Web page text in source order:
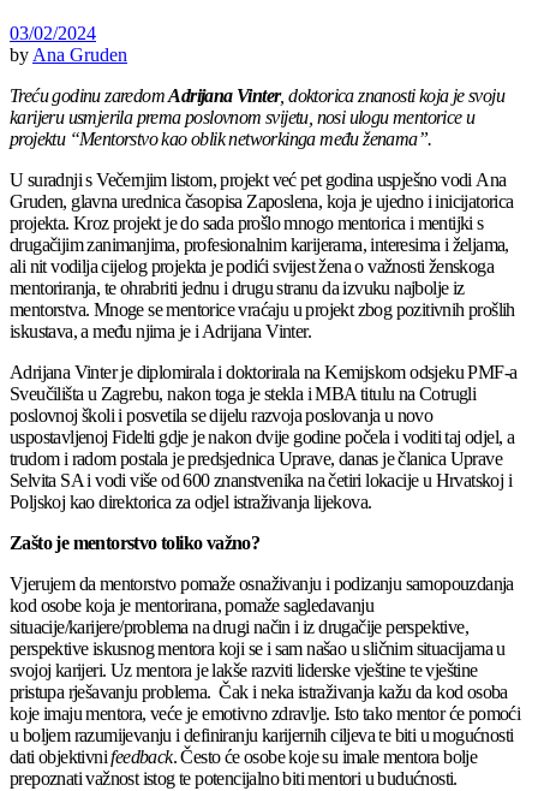
03/02/2024
by Ana Gruden
Treću godinu zaredomAdrijana Vinter, doktorica znanosti koja je svoju
karijeru usmjerila prema poslovnom svijetu, nosi ulogu mentorice u
projektu “Mentorstvo kao oblik networkinga među ženama”.
U suradnji s Večernjim listom, projekt već pet godina uspješno vodi Ana
Gruden, glavna urednica časopisa Zaposlena, koja je ujedno i inicijatorica
projekta. Kroz projekt je do sada prošlo mnogo mentorica i mentijki s
drugačijim zanimanjima, profesionalnim karijerama, interesima i željama,
ali nit vodilja cijelog projekta je podići svijest žena o važnosti ženskoga
mentoriranja, te ohrabriti jednu i drugu stranu da izvuku najbolje iz
mentorstva. Mnoge se mentorice vraćaju u projekt zbog pozitivnih prošlih
iskustava, a među njima je i Adrijana Vinter.
Adrijana Vinter je diplomirala i doktorirala na Kemijskom odsjeku PMF-a
Sveučilišta u Zagrebu, nakon toga je stekla i MBA titulu na Cotrugli
poslovnoj školi i posvetila se dijelu razvoja poslovanja u novo
uspostavljenoj Fidelti gdje je nakon dvije godine počela i voditi taj odjel, a
trudom i radom postala je predsjednica Uprave, danas je članica Uprave
Selvita SA i vodi više od 600 znanstvenika na četiri lokacije u Hrvatskoj i
Poljskoj kao direktorica za odjel istraživanja lijekova.
Zašto je mentorstvo toliko važno?
Vjerujem da mentorstvo pomaže osnaživanju i podizanju samopouzdanja
kod osobe koja je mentorirana, pomaže sagledavanju
situacije/karijere/problema na drugi način i iz drugačije perspektive,
perspektive iskusnog mentora koji se i sam našao u sličnim situacijama u
svojoj karijeri. Uz mentora je lakše razviti liderske vještine te vještine
pristupa rješavanju problema. Čak i neka istraživanja kažu da kod osoba
koje imaju mentora, veće je emotivno zdravlje. Isto tako mentor će pomoći
u boljem razumijevanju i definiranju karijernih ciljeva te biti u mogućnosti
dati objektivnifeedback. Često će osobe koje su imale mentora bolje
prepoznati važnost istog te potencijalno biti mentori u budućnosti.